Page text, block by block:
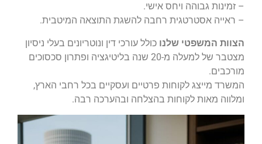
– זמינות גבוהה ויחס אישי.
– ראייה אסטרטגית רחבה להשגת התוצאה המיטבית.
הצוות המשפטי שלנו כולל עורכי דין ונוטריונים בעלי ניסיון
מצטבר של למעלה מ-20 שנה בליטיגציה ופתרון סכסוכים
מורכבים.
המשרד מייצג לקוחות פרטיים ועסקיים בכל רחבי הארץ,
ומלווה מאות לקוחות בהצלחה ובהערכה רבה.